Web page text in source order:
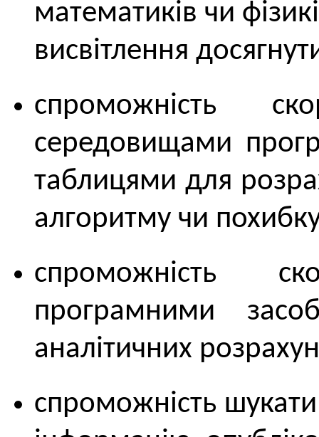
математиків чи
висвітлення
спроможність
середовищами
таблицями для
алгоритму чи
спроможність
програмними
аналітичних
спроможність